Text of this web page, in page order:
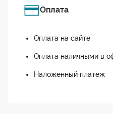
Оплата
Оплата на сайте
Оплата наличными в
Наложенный платеж